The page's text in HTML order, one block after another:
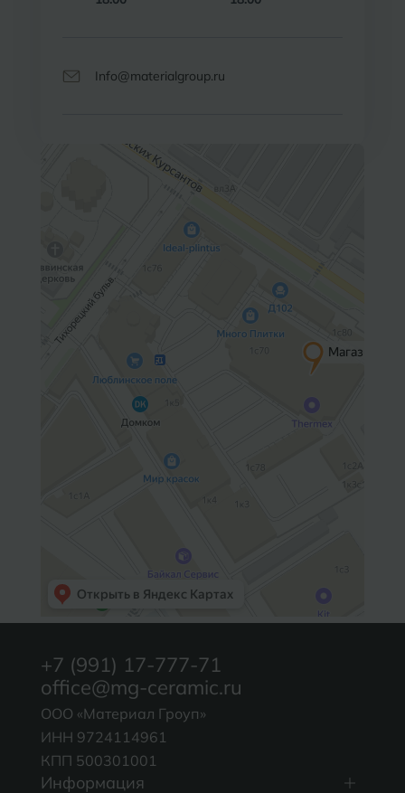
Info@materialgroup.ru
Информация
+7 (991) 17-777-71
office@mg-ceramic.ru
ООО «Материал Гроуп»
ИНН 9724114961
КПП 500301001